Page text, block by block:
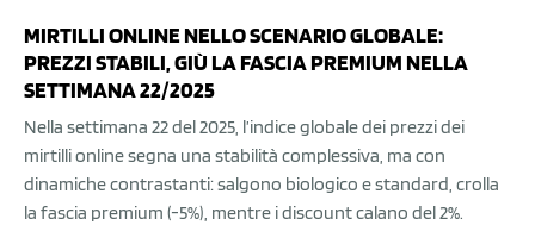
MIRTILLI ONLINE NELLO SCENARIO GLOBALE:
PREZZI STABILI, GIÙ LA FASCIA PREMIUM NELLA
SETTIMANA 22/2025
Nella settimana 22 del 2025, l’indice globale dei prezzi dei
mirtilli online segna una stabilità complessiva, ma con
dinamiche contrastanti: salgono biologico e standard, crolla
la fascia premium (-5%), mentre i discount calano del 2%.